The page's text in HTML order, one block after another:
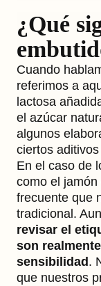
¿Qué
Cuando
referimos a
lactosa
el azúcar
algunos
ciertos
En el caso de
como el
frecuente que
tradicional.
revisar el
son
sensibilidad .
que nuestros